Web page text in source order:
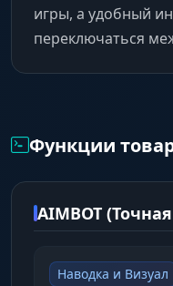
игры, а удобный
переключаться
Функции
AIMBOT
Наводка и Визуал